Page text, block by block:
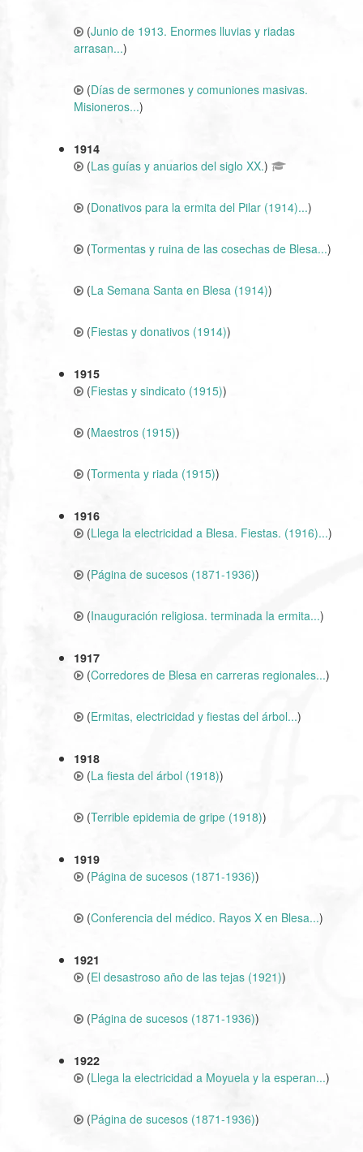
(Junio de 1913. Enormes lluvias y riadas
arrasan...)
(Días de sermones y comuniones masivas.
Misioneros...)
1914
(Las guías y anuarios del siglo XX.)
(Donativos para la ermita del Pilar (1914)...)
(Tormentas y ruina de las cosechas de Blesa...)
(La Semana Santa en Blesa (1914))
(Fiestas y donativos (1914))
1915
(Fiestas y sindicato (1915))
(Maestros (1915))
(Tormenta y riada (1915))
1916
(Llega la electricidad a Blesa. Fiestas. (1916)...)
(Página de sucesos (1871-1936))
(Inauguración religiosa. terminada la ermita...)
1917
(Corredores de Blesa en carreras regionales...)
(Ermitas, electricidad y fiestas del árbol...)
1918
(La fiesta del árbol (1918))
(Terrible epidemia de gripe (1918))
1919
(Página de sucesos (1871-1936))
(Conferencia del médico. Rayos X en Blesa...)
1921
(El desastroso año de las tejas (1921))
(Página de sucesos (1871-1936))
1922
(Llega la electricidad a Moyuela y la esperan...)
(Página de sucesos (1871-1936))